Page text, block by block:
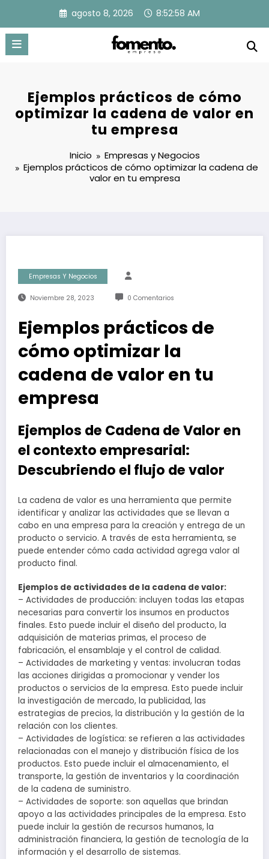
contenido
agosto 8, 2026 8:52:59 AM
Ejemplos prácticos de cómo
optimizar la cadena de valor en
tu empresa
Inicio
Empresas y Negocios
Ejemplos prácticos de cómo optimizar la cadena de
valor en tu empresa
Empresas Y Negocios
Noviembre 28, 2023 0 Comentarios
Ejemplos prácticos de
cómo optimizar la
cadena de valor en tu
empresa
Ejemplos de Cadena de Valor en
el contexto empresarial:
Descubriendo el flujo de valor
La cadena de valor es una herramienta que permite
identificar y analizar las actividades que se llevan a
cabo en una empresa para la creación y entrega de un
producto o servicio. A través de esta herramienta, se
puede entender cómo cada actividad agrega valor al
producto final.
Ejemplos de actividades de la cadena de valor:
– Actividades de producción: incluyen todas las etapas
necesarias para convertir los insumos en productos
finales. Esto puede incluir el diseño del producto, la
adquisición de materias primas, el proceso de
fabricación, el ensamblaje y el control de calidad.
– Actividades de marketing y ventas: involucran todas
las acciones dirigidas a promocionar y vender los
productos o servicios de la empresa. Esto puede incluir
la investigación de mercado, la publicidad, las
estrategias de precios, la distribución y la gestión de la
relación con los clientes.
– Actividades de logística: se refieren a las actividades
relacionadas con el manejo y distribución física de los
productos. Esto puede incluir el almacenamiento, el
transporte, la gestión de inventarios y la coordinación
de la cadena de suministro.
– Actividades de soporte: son aquellas que brindan
apoyo a las actividades principales de la empresa. Esto
puede incluir la gestión de recursos humanos, la
administración financiera, la gestión de tecnología de la
información y el desarrollo de sistemas.